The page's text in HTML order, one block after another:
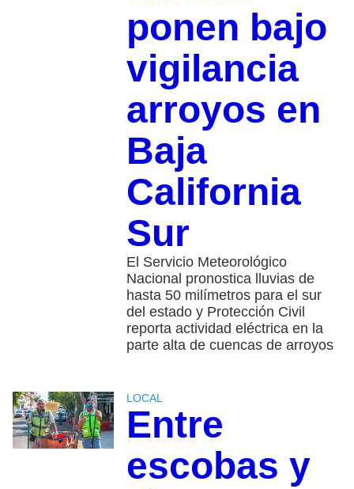
ponen bajo
vigilancia
arroyos en
Baja
California
Sur
El Servicio Meteorológico
Nacional pronostica lluvias de
hasta 50 milímetros para el sur
del estado y Protección Civil
reporta actividad eléctrica en la
parte alta de cuencas de arroyos
LOCAL
Entre
escobas y